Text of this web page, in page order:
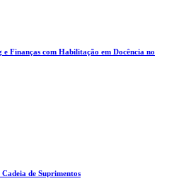
Finanças com Habilitação em Docência no
de Suprimentos